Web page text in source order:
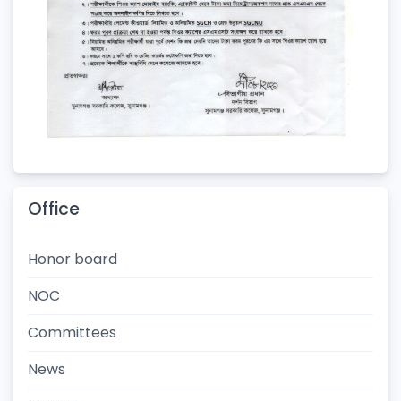
Office
Honor board
NOC
Committees
News